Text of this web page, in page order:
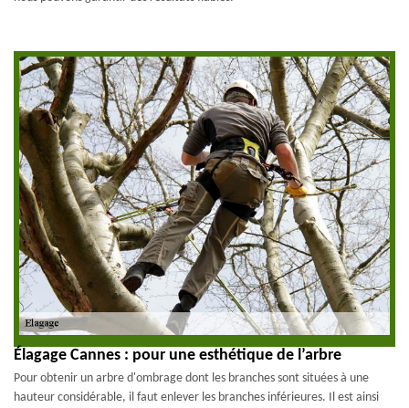
Élagage Cannes : pour une esthétique de l’arbre
Pour obtenir un arbre d'ombrage dont les branches sont situées à une
hauteur considérable, il faut enlever les branches inférieures. Il est ainsi